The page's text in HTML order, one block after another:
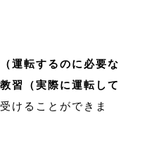
運転するのに必要な
習（実際に運転して
けることができま